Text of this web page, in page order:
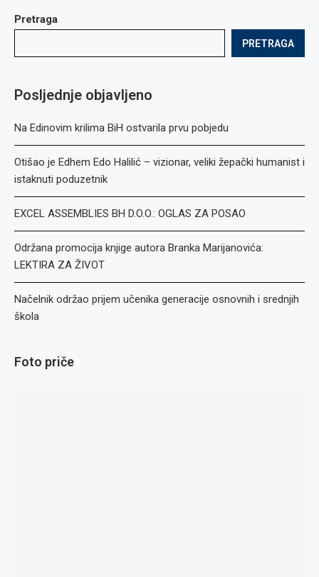
Pretraga
PRETRAGA
Posljednje objavljeno
Na Edinovim krilima BiH ostvarila prvu pobjedu
Otišao je Edhem Edo Halilić – vizionar, veliki žepački humanist i
istaknuti poduzetnik
EXCEL ASSEMBLIES BH D.O.O.: OGLAS ZA POSAO
Održana promocija knjige autora Branka Marijanovića:
LEKTIRA ZA ŽIVOT
Načelnik održao prijem učenika generacije osnovnih i srednjih
škola
Foto priče